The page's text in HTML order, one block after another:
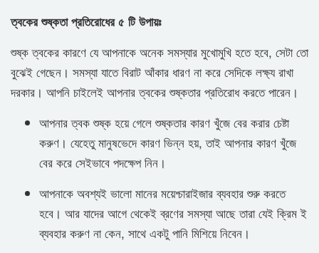
ত্বকের শুষ্কতা প্রতিরোধের ৫ টি উপায়ঃ
শুষ্ক ত্বকের কারণে যে আপনাকে অনেক সমস্যার মুখোমুখি হতে হবে, সেটা তো
বুঝেই গেছেন। সমস্যা যাতে বিরাট আঁকার ধারণ না করে সেদিকে লক্ষ্য রাখা
দরকার। আপনি চাইলেই আপনার ত্বকের শুষ্কতার প্রতিরোধ করতে পারেন।
আপনার ত্বক শুষ্ক হয়ে গেলে শুষ্কতার কারণ খুঁজে বের করার চেষ্টা
করুণ। যেহেতু মানুষভেদে কারণ ভিন্ন হয়, তাই আপনার কারণ খুঁজে
বের করে সেইভাবে পদক্ষেপ নিন।
আপনাকে অবশ্যই ভালো মানের ময়েশ্চারাইজার ব্যবহার শুরু করতে
হবে। আর যাদের আগে থেকেই ব্রণের সমস্যা আছে তারা যেই ক্রিম ই
ব্যবহার করুণ না কেন, সাথে একটু পানি মিশিয়ে নিবেন।